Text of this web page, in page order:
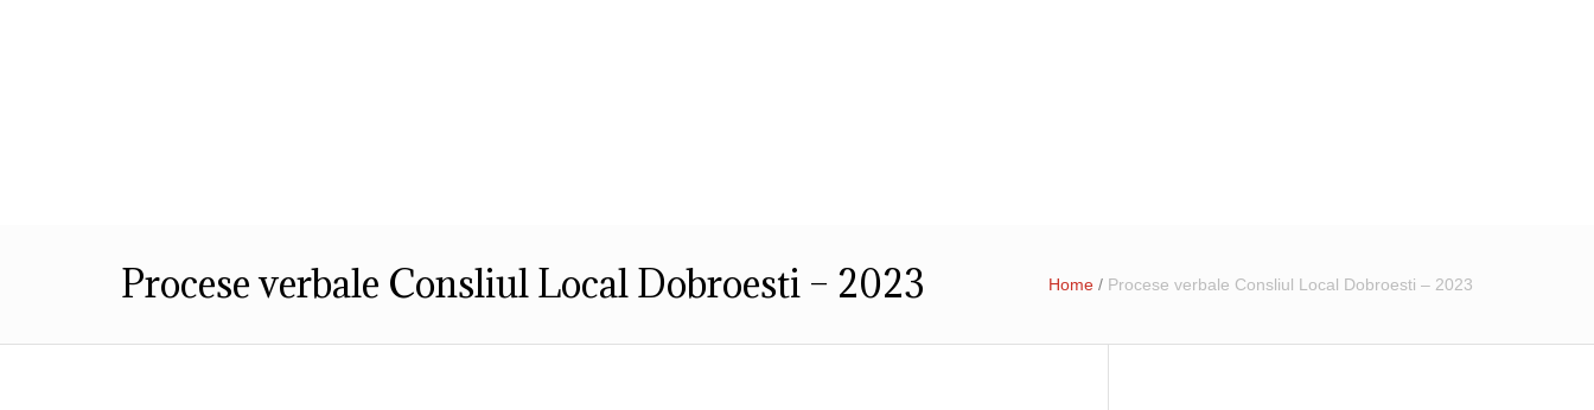
Procese verbale Consliul Local Dobroesti – 2023 Home / Procese verbale Consliul Local Dobroesti – 2023